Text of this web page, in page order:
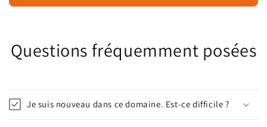
Questions fréquemment posées
Je suis nouveau dans ce domaine. Est-ce difficile ?